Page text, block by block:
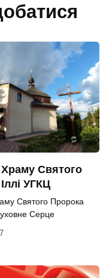
Святого
УГКЦ
Святого Пророка
Серце